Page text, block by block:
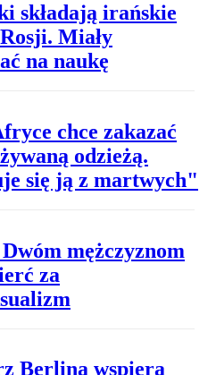
składają irańskie
Miały
na naukę
chce zakazać
odzieżą.
się ją z martwych"
mężczyznom
za
Berlina wspiera